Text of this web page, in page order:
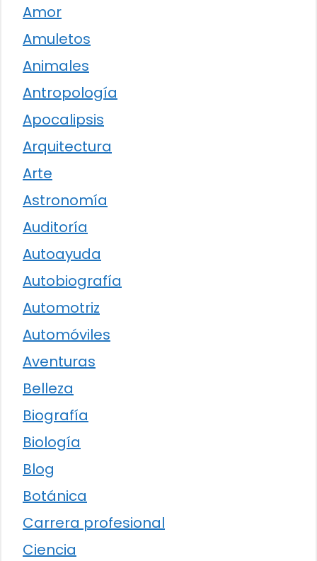
Amor
Amuletos
Animales
Antropología
Apocalipsis
Arquitectura
Arte
Astronomía
Auditoría
Autoayuda
Autobiografía
Automotriz
Automóviles
Aventuras
Belleza
Biografía
Biología
Blog
Botánica
Carrera profesional
Ciencia